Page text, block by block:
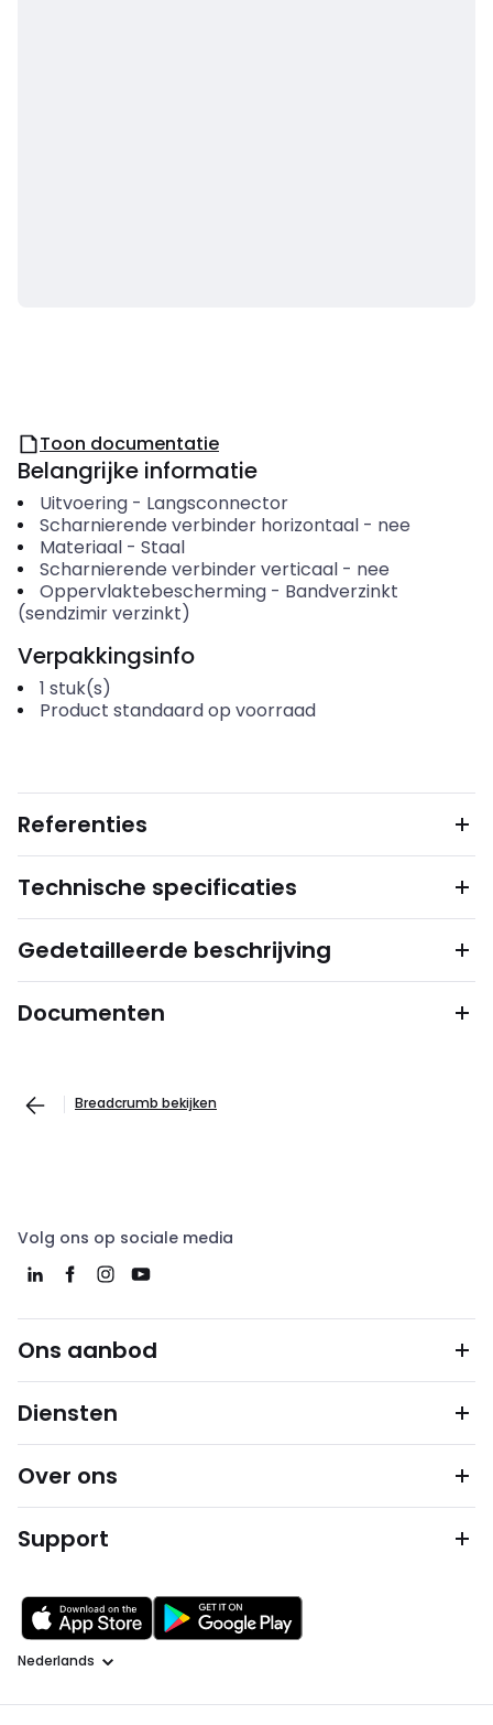
Toon documentatie
Belangrijke informatie
Uitvoering- Langsconnector
Scharnierende verbinder horizontaal- nee
Materiaal- Staal
Scharnierende verbinder verticaal- nee
Oppervlaktebescherming- Bandverzinkt
(sendzimir verzinkt)
Verpakkingsinfo
1 stuk(s)
Product standaard op voorraad
Referenties
Technische specificaties
Gedetailleerde beschrijving
Documenten
Breadcrumb bekijken
Volg ons op sociale media
Ons aanbod
Diensten
Over ons
Support
Taal